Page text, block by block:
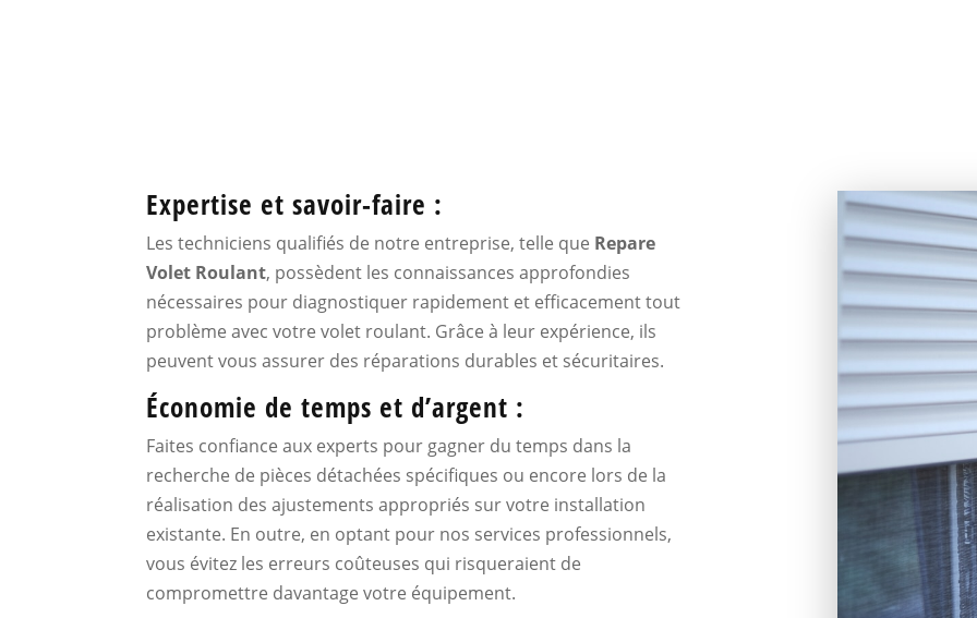
Expertise et savoir-faire :
Les techniciens qualifiés de notre entreprise, telle que Repare
Volet Roulant, possèdent les connaissances approfondies
nécessaires pour diagnostiquer rapidement et efficacement tout
problème avec votre volet roulant. Grâce à leur expérience, ils
peuvent vous assurer des réparations durables et sécuritaires.
Économie de temps et d’argent :
Faites confiance aux experts pour gagner du temps dans la
recherche de pièces détachées spécifiques ou encore lors de la
réalisation des ajustements appropriés sur votre installation
existante. En outre, en optant pour nos services professionnels,
vous évitez les erreurs coûteuses qui risqueraient de
compromettre davantage votre équipement.